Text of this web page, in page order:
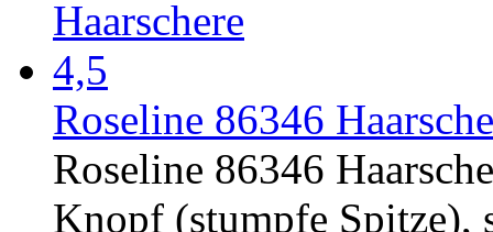
Roseline 86346
Roseline 86346
Knopf (stumpfe Spitze),